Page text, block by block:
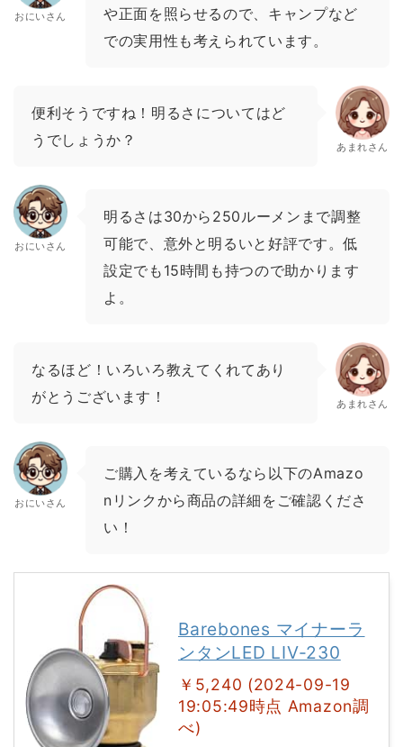
おにいさん
や正面を照らせるので、キャンプなど
での実用性も考えられています。
便利そうですね！明るさについてはど
うでしょうか？
あまれさん
おにいさん
明るさは30から250ルーメンまで調整
可能で、意外と明るいと好評です。低
設定でも15時間も持つので助かります
よ。
なるほど！いろいろ教えてくれてあり
がとうございます！
あまれさん
おにいさん
ご購入を考えているなら以下のAmazo
nリンクから商品の詳細をご確認くださ
い！
Barebones マイナーラ
ンタンLED LIV-230
￥5,240 (2024-09-19
19:05:49時点 Amazon調
べ)